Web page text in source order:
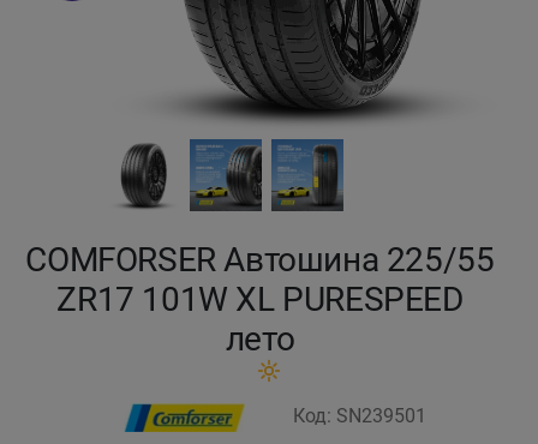
COMFORSER Автошина 225/55
ZR17 101W XL PURESPEED
лето
Код: SN239501
Кызылорда
Петропавловск
Талдыкорган